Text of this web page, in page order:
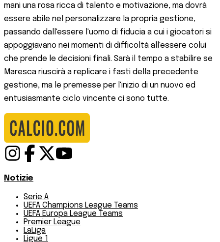
mani una rosa ricca di talento e motivazione, ma dovrà
essere abile nel personalizzare la propria gestione,
passando dall'essere l'uomo di fiducia a cui i giocatori si
appoggiavano nei momenti di difficoltà all'essere colui
che prende le decisioni finali. Sarà il tempo a stabilire se
Maresca riuscirà a replicare i fasti della precedente
gestione, ma le premesse per l'inizio di un nuovo ed
entusiasmante ciclo vincente ci sono tutte.
Notizie
Serie A
UEFA Champions League Teams
UEFA Europa League Teams
Premier League
LaLiga
Ligue 1